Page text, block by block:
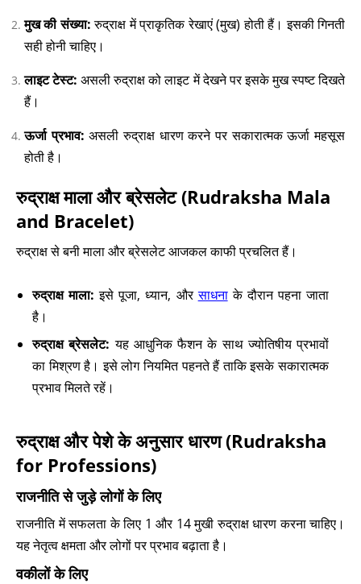
मुख की संख्या:रुद्राक्ष में प्राकृतिक रेखाएं (मुख) होती हैं। इसकी गिनती
सही होनी चाहिए।
लाइट टेस्ट: असली रुद्राक्ष को लाइट में देखने पर इसके मुख स्पष्ट दिखते
हैं।
ऊर्जा प्रभाव:असली रुद्राक्ष धारण करने पर सकारात्मक ऊर्जा महसूस
होती है।
रुद्राक्ष माला और ब्रेसलेट (Rudraksha Mala
and Bracelet)
रुद्राक्ष से बनी माला और ब्रेसलेट आजकल काफी प्रचलित हैं।
रुद्राक्ष माला:इसे पूजा, ध्यान, औरसाधनाके दौरान पहना जाता
है।
रुद्राक्ष ब्रेसलेट: यह आधुनिक फैशन के साथ ज्योतिषीय प्रभावों
का मिश्रण है। इसे लोग नियमित पहनते हैं ताकि इसके सकारात्मक
प्रभाव मिलते रहें।
रुद्राक्ष और पेशे के अनुसार धारण (Rudraksha
for Professions)
राजनीति से जुड़े लोगों के लिए
राजनीति में सफलता के लिए 1 और 14 मुखी रुद्राक्ष धारण करना चाहिए।
यह नेतृत्व क्षमता और लोगों पर प्रभाव बढ़ाता है।
वकीलों के लिए